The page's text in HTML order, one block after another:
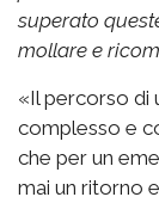
superato
mollare e
«Il percorso di
complesso e
che per un
mai un ritorno